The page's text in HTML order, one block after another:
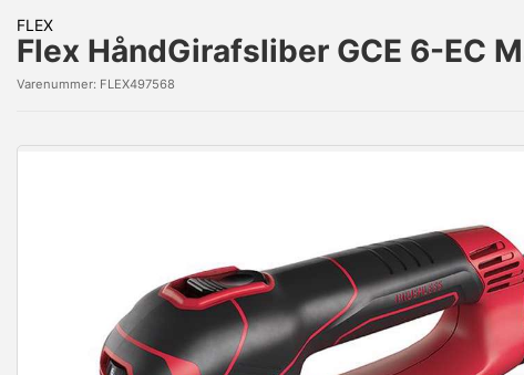
FLEX
Flex HåndGirafsliber GCE 6-EC
Varenummer: FLEX497568